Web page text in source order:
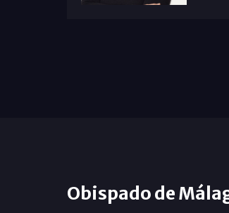
Obispado de